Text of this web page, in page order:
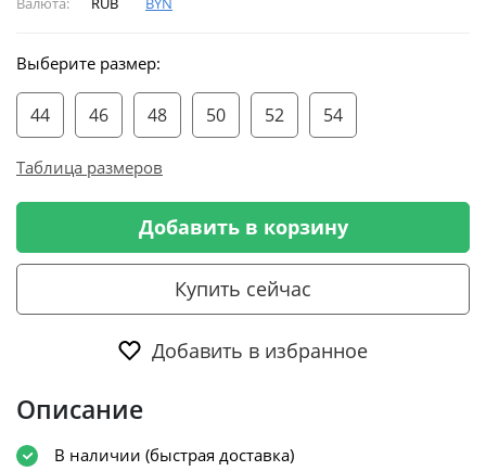
Выберите размер:
44 46 48 50 52 54
Таблица размеров
Добавить в корзину
Купить сейчас
Добавить в избранное
Описание
В наличии (быстрая доставка)